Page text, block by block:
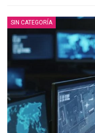
SIN CATEGORÍA